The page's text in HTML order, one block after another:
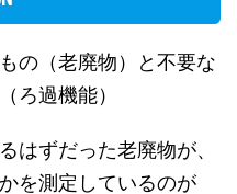
の（老廃物）と不要な
ろ過機能）
はずだった老廃物が、
を測定しているのが